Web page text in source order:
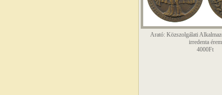
Arató: Közszolgálati
irredenta érem
4000Ft